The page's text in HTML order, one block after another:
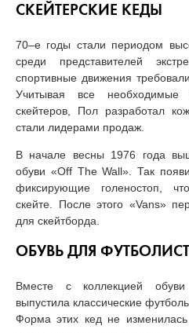
СКЕЙТЕРСКИЕ КЕДЫ
70–е годы стали периодом
среди представителей
спортивные движения
Учитывая все
скейтеров, Пол разработал
стали лидерами продаж.
В начале весны 1976 года
обуви «Off The Wall». Так
фиксирующие голеностоп,
скейте. После этого «Vans»
для скейтборда.
ОБУВЬ ДЛЯ
Вместе с коллекцией
выпустила классические
Форма этих кед не